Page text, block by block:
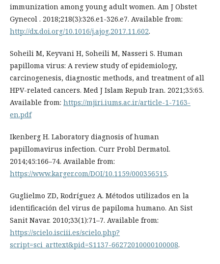
immunization among young adult women. Am J Obstet
Gynecol . 2018;218(3):326.e1-326.e7. Available from:
http://dx.doi.org/10.1016/j.ajog.2017.11.602.
Soheili M, Keyvani H, Soheili M, Nasseri S. Human
papilloma virus: A review study of epidemiology,
carcinogenesis, diagnostic methods, and treatment of all
HPV-related cancers. Med J Islam Repub Iran. 2021;35:65.
Available from: https://mjiri.iums.ac.ir/article-1-7163-
en.pdf
Ikenberg H. Laboratory diagnosis of human
papillomavirus infection. Curr Probl Dermatol.
2014;45:166–74. Available from:
https://www.karger.com/DOI/10.1159/000356515.
Guglielmo ZD, Rodríguez A. Métodos utilizados en la
identificación del virus de papiloma humano. An Sist
Sanit Navar. 2010;33(1):71–7. Available from:
https://scielo.isciii.es/scielo.php?
script=sci_arttext&pid=S1137-66272010000100008.